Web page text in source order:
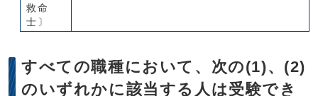
救命
士〕
すべての職種において、次の(1)、(2)
のいずれかに該当する人は受験でき